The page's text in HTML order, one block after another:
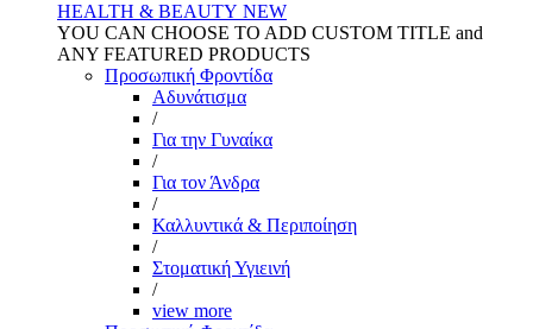
HEALTH & BEAUTY NEW
YOU CAN CHOOSE TO ADD CUSTOM TITLE and
ANY FEATURED PRODUCTS
Προσωπική Φροντίδα
Αδυνάτισμα
/
Για την Γυναίκα
/
Για τον Άνδρα
/
Καλλυντικά & Περιποίηση
/
Στοματική Υγιεινή
/
view more